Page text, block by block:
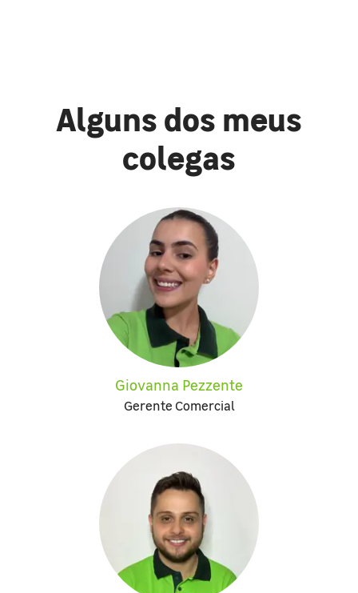
Alguns dos meus
colegas
Giovanna Pezzente
Gerente Comercial